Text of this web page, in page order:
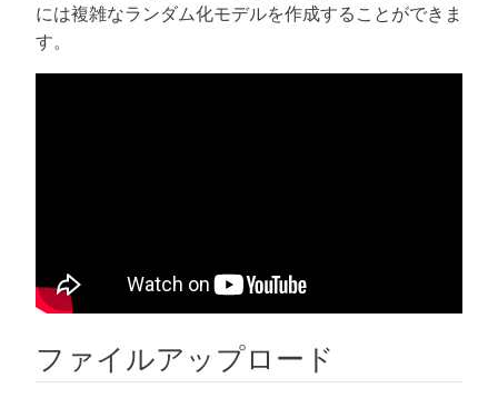
には複雑なランダム化モデルを作成することができま
す。
ファイルアップロード